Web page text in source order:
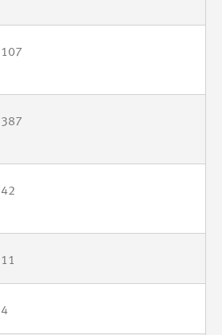
107
387
42
11
4